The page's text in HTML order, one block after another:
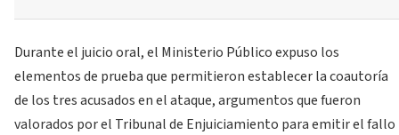
Durante el juicio oral, el Ministerio Público expuso los
elementos de prueba que permitieron establecer la coautoría
de los tres acusados en el ataque, argumentos que fueron
valorados por el Tribunal de Enjuiciamiento para emitir el fallo